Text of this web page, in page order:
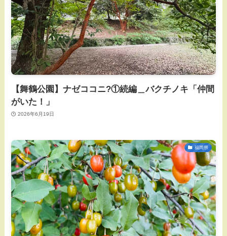
【舞鶴公園】ナゼココニ?①続編＿バクチノキ「仲間
がいた！」
2026年6月19日
福岡県